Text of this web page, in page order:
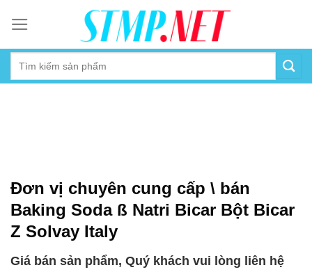
content
Đơn vị chuyên cung cấp \ bán
Baking Soda ß Natri Bicar Bột Bicar
Z Solvay Italy
Giá bán sản phẩm, Quý khách vui lòng liên hệ